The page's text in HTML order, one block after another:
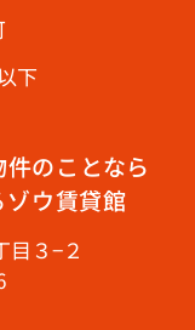
下
のことなら
ウ賃貸館
目３−２